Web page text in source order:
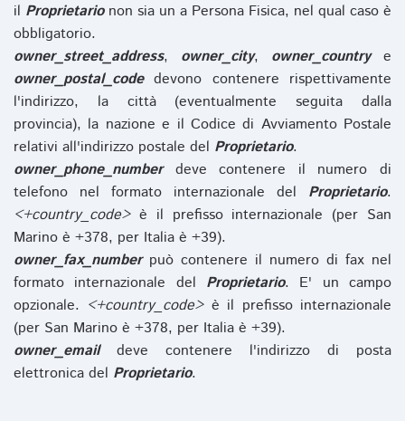
il Proprietarionon sia un a Persona Fisica, nel qual caso è
obbligatorio.
owner_street_address, owner_city, owner_countrye
owner_postal_codedevono contenere rispettivamente
l'indirizzo, la città (eventualmente seguita dalla
provincia), la nazione e il Codice di Avviamento Postale
relativi all'indirizzo postale del Proprietario.
owner_phone_numberdeve contenere il numero di
telefono nel formato internazionale del Proprietario.
<+country_code>è il prefisso internazionale (per San
Marino è +378, per Italia è +39).
owner_fax_numberpuò contenere il numero di fax nel
formato internazionale del Proprietario. E' un campo
opzionale. <+country_code>è il prefisso internazionale
(per San Marino è +378, per Italia è +39).
owner_emaildeve contenere l'indirizzo di posta
elettronica del Proprietario.